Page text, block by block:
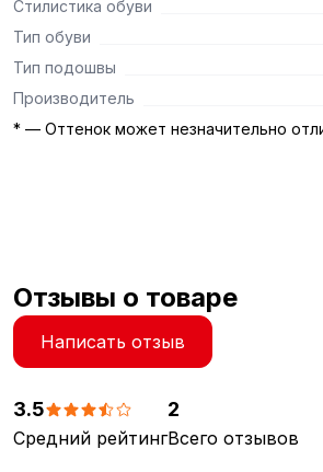
Стилистика обуви
Тип обуви
Тип подошвы
Производитель
* — Оттенок может незначительно
Отзывы о товаре
Написать отзыв
3.5
Средний рейтинг
2
Всего отзывов